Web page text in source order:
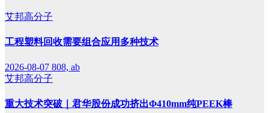
艾邦高分子
工程塑料回收需要组合应用多种技术
2026-08-07 808, ab
艾邦高分子
重大技术突破｜君华股份成功挤出Φ410mm纯PEEK棒